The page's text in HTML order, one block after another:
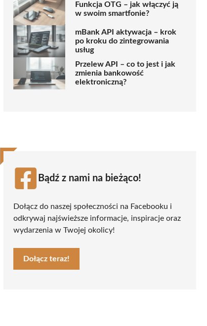
Funkcja OTG – jak włączyć ją
w swoim smartfonie?
mBank API aktywacja – krok
po kroku do zintegrowania
usług
Przelew API – co to jest i jak
zmienia bankowość
elektroniczną?
Bądź z nami na bieżąco!
Dołącz do naszej społeczności na Facebooku i
odkrywaj najświeższe informacje, inspiracje oraz
wydarzenia w Twojej okolicy!
Dołącz teraz!